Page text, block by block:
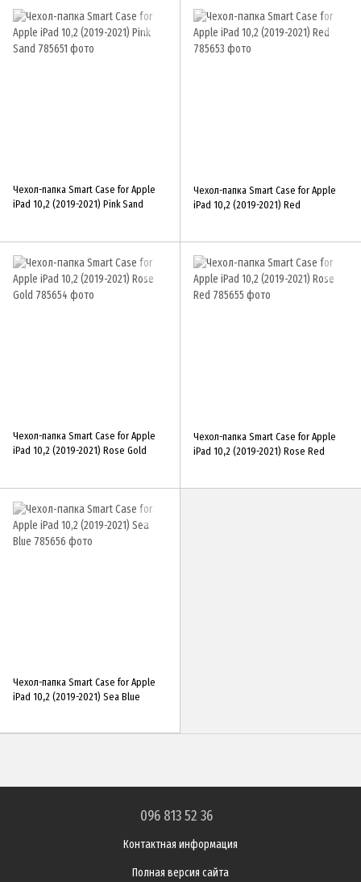
Чехол-папка Smart Case for Apple
iPad 10,2 (2019-2021) Pink Sand
Чехол-папка Smart Case for Apple
iPad 10,2 (2019-2021) Red
Чехол-папка Smart Case for Apple
iPad 10,2 (2019-2021) Rose Gold
Чехол-папка Smart Case for Apple
iPad 10,2 (2019-2021) Rose Red
Чехол-папка Smart Case for Apple
iPad 10,2 (2019-2021) Sea Blue
096 813 52 36
Контактная информация
Полная версия сайта